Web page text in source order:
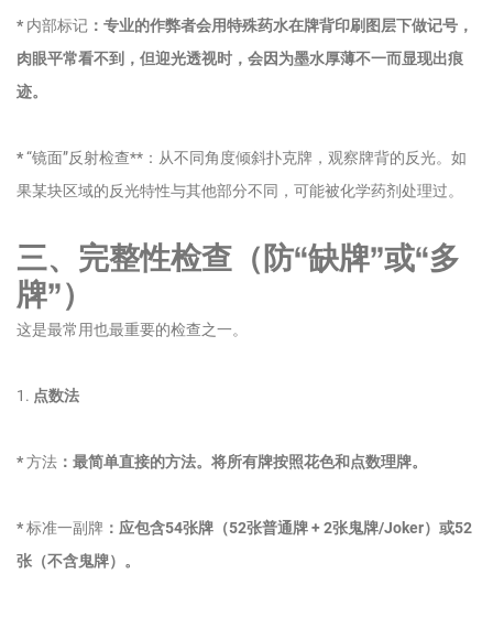
* 内部标记 ：专业的作弊者会用特殊药水在牌背印刷图层下做记号，
肉眼平常看不到，但迎光透视时，会因为墨水厚薄不一而显现出痕
迹。
*“镜面”反射检查**：从不同角度倾斜扑克牌，观察牌背的反光。如
果某块区域的反光特性与其他部分不同，可能被化学药剂处理过。
三、完整性检查（防“缺牌”或“多
牌”）
这是最常用也最重要的检查之一。
1. 点数法
*方法 ：最简单直接的方法。将所有牌按照花色和点数理牌。
*标准一副牌 ：应包含54张牌（52张普通牌 + 2张鬼牌/Joker）或52
张（不含鬼牌）。